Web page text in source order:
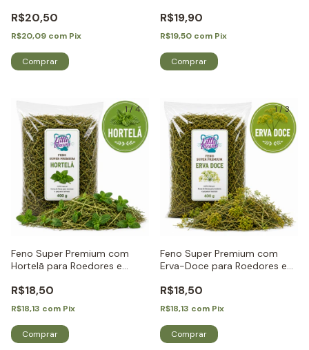
R$20,50
R$20,09 com Pix
R$19,90
R$19,50 com Pix
1/4
Feno Super Premium com
Hortelã para Roedores e
R$18,50
R$18,13 com Pix
1/3
Feno Super Premium com
Erva-Doce para Roedores e
R$18,50
R$18,13 com Pix